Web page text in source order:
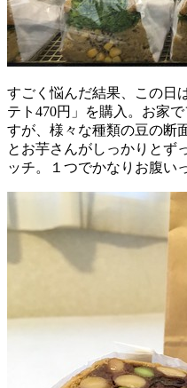
すごく悩んだ結果、この日
テト470円」を購入。お家
すが、様々な種類の豆の断
とお芋さんがしっかりとず
ッチ。１つでかなりお腹い